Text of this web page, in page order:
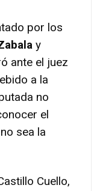
por los
y
ante el juez
a la
no
el
sea la
Cuello,